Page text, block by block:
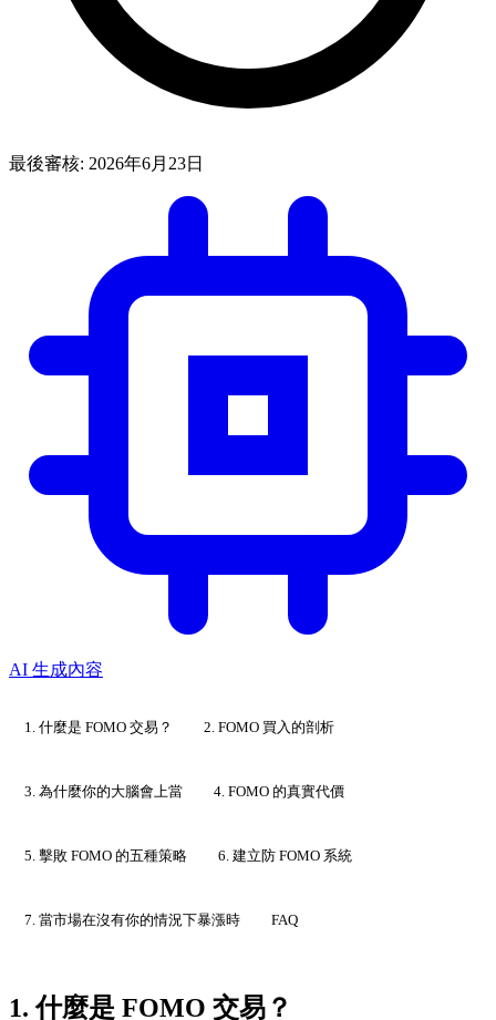
最後審核: 2026年6月23日
AI 生成內容
1. 什麼是 FOMO 交易？ 2. FOMO 買入的剖析
3. 為什麼你的大腦會上當 4. FOMO 的真實代價
5. 擊敗 FOMO 的五種策略 6. 建立防 FOMO 系統
7. 當市場在沒有你的情況下暴漲時 FAQ
1. 什麼是 FOMO 交易？